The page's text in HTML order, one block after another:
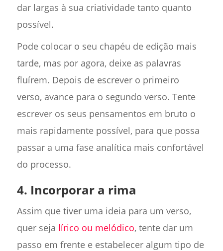
dar largas à sua criatividade tanto quanto
possível.
Pode colocar o seu chapéu de edição mais
tarde, mas por agora, deixe as palavras
fluírem. Depois de escrever o primeiro
verso, avance para o segundo verso. Tente
escrever os seus pensamentos em bruto o
mais rapidamente possível, para que possa
passar a uma fase analítica mais confortável
do processo.
4. Incorporar a rima
Assim que tiver uma ideia para um verso,
quer seja lírico ou melódico, tente dar um
passo em frente e estabelecer algum tipo de